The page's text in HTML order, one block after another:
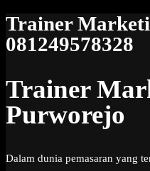
Trainer
081249578328
Trainer
Purworejo
Dalam dunia pemasaran yang